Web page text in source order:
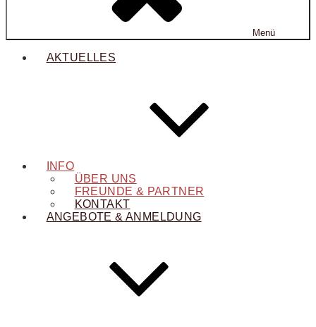
Menü
AKTUELLES
INFO
ÜBER UNS
FREUNDE & PARTNER
KONTAKT
ANGEBOTE & ANMELDUNG